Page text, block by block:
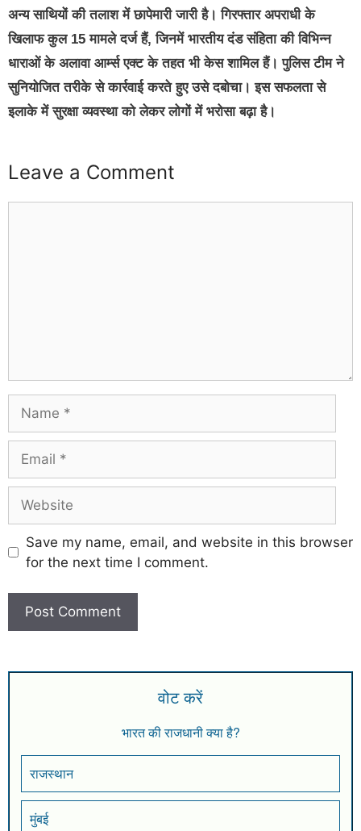
अन्य साथियों की तलाश में छापेमारी जारी है। गिरफ्तार अपराधी के
खिलाफ कुल 15 मामले दर्ज हैं, जिनमें भारतीय दंड संहिता की विभिन्न
धाराओं के अलावा आर्म्स एक्ट के तहत भी केस शामिल हैं। पुलिस टीम ने
सुनियोजित तरीके से कार्रवाई करते हुए उसे दबोचा। इस सफलता से
इलाके में सुरक्षा व्यवस्था को लेकर लोगों में भरोसा बढ़ा है।
Leave a Comment
Save my name, email, and website in this browser
for the next time I comment.
वोट करें
भारत की राजधानी क्या है?
राजस्थान
मुंबई